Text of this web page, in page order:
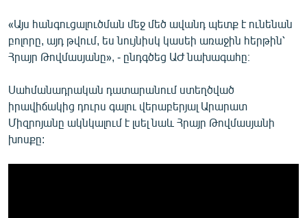
«Այս հանգուցալուծման մեջ մեծ ավանդ պետք է ունենան
բոլորը, այդ թվում, ես նույնիսկ կասեի առաջին հերթին՝
Հրայր Թովմասյանը», - ընդգծեց ԱԺ նախագահը։
Սահմանադրական դատարանում ստեղծված
իրավիճակից դուրս գալու վերաբերյալ Արարատ
Միզրոյանը ակնկալում է լսել նաև Հրայր Թովմասյանի
խոսքը: